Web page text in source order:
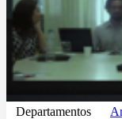
Departamentos